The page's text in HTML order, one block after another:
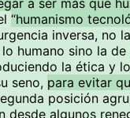
a ser más que
“humanismo
inversa, no
humano sino la de
la ética y
seno, para evitar
posición
desde algunos